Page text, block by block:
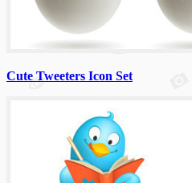
Cute Tweeters Icon Set